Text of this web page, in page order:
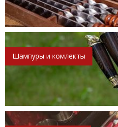
Шампуры и комлекты